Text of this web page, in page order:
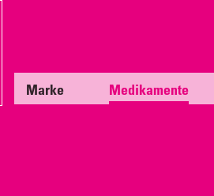
Marke Medikamente